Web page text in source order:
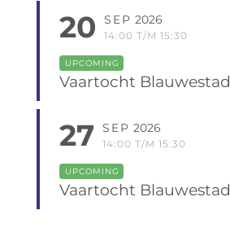
20 SEP 2026
14:00 T/M 15:30
UPCOMING
Vaartocht Blauwestad
27 SEP 2026
14:00 T/M 15:30
UPCOMING
Vaartocht Blauwestad